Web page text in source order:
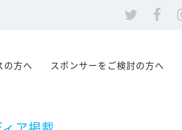
の方へ スポンサーをご検討の方へ